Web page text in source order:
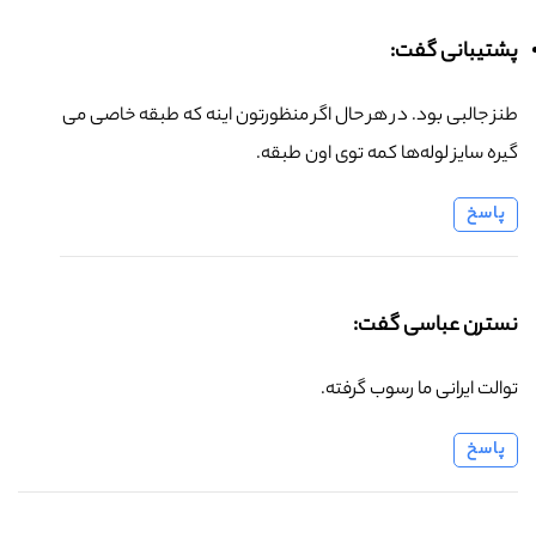
پشتیبانی گفت:
طنز جالبی بود. در هر حال اگر منظورتون اینه که طبقه خاصی می
گیره سایز لوله‌ها کمه توی اون طبقه.
پاسخ
نسترن عباسی گفت:
توالت ایرانی ما رسوب گرفته.
پاسخ